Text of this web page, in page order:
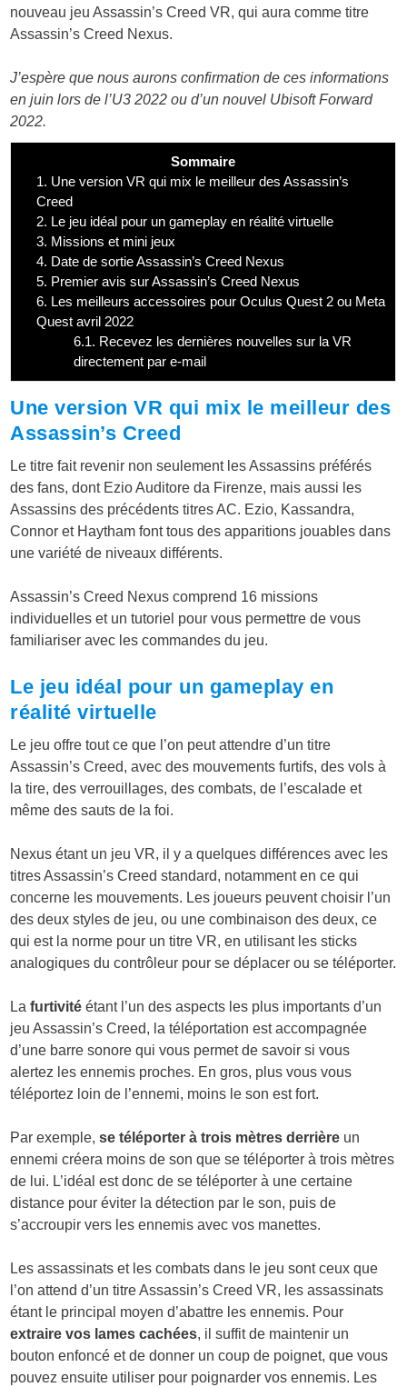
nouveau jeu Assassin’s Creed VR, qui aura comme titre
Assassin’s Creed Nexus.
J’espère que nous aurons confirmation de ces informations
en juin lors de l’U3 2022 ou d’un nouvel Ubisoft Forward
2022.
Sommaire
1. Une version VR qui mix le meilleur des Assassin’s
Creed
2. Le jeu idéal pour un gameplay en réalité virtuelle
3. Missions et mini jeux
4. Date de sortie Assassin’s Creed Nexus
5. Premier avis sur Assassin’s Creed Nexus
6. Les meilleurs accessoires pour Oculus Quest 2 ou Meta
Quest avril 2022
6.1. Recevez les dernières nouvelles sur la VR
directement par e-mail
Une version VR qui mix le meilleur des
Assassin’s Creed
Le titre fait revenir non seulement les Assassins préférés
des fans, dont Ezio Auditore da Firenze, mais aussi les
Assassins des précédents titres AC. Ezio, Kassandra,
Connor et Haytham font tous des apparitions jouables dans
une variété de niveaux différents.
Assassin’s Creed Nexus comprend 16 missions
individuelles et un tutoriel pour vous permettre de vous
familiariser avec les commandes du jeu.
Le jeu idéal pour un gameplay en
réalité virtuelle
Le jeu offre tout ce que l’on peut attendre d’un titre
Assassin’s Creed, avec des mouvements furtifs, des vols à
la tire, des verrouillages, des combats, de l’escalade et
même des sauts de la foi.
Nexus étant un jeu VR, il y a quelques différences avec les
titres Assassin’s Creed standard, notamment en ce qui
concerne les mouvements. Les joueurs peuvent choisir l’un
des deux styles de jeu, ou une combinaison des deux, ce
qui est la norme pour un titre VR, en utilisant les sticks
analogiques du contrôleur pour se déplacer ou se téléporter.
Lafurtivité étant l’un des aspects les plus importants d’un
jeu Assassin’s Creed, la téléportation est accompagnée
d’une barre sonore qui vous permet de savoir si vous
alertez les ennemis proches. En gros, plus vous vous
téléportez loin de l’ennemi, moins le son est fort.
Par exemple,se téléporter à trois mètres derrière un
ennemi créera moins de son que se téléporter à trois mètres
de lui. L’idéal est donc de se téléporter à une certaine
distance pour éviter la détection par le son, puis de
s’accroupir vers les ennemis avec vos manettes.
Les assassinats et les combats dans le jeu sont ceux que
l’on attend d’un titre Assassin’s Creed VR, les assassinats
étant le principal moyen d’abattre les ennemis. Pour
extraire vos lames cachées, il suffit de maintenir un
bouton enfoncé et de donner un coup de poignet, que vous
pouvez ensuite utiliser pour poignarder vos ennemis. Les